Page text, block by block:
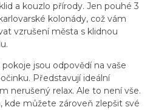
a kouzlo přírody. Jen pouhé 3
kolonády, což vám
vzrušení města s klidnou
jsou odpovědí na vaše
Představují ideální
nerušený relax. Ale to není vše.
kde můžete zároveň zlepšit své